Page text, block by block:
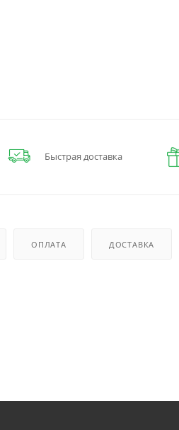
Быстрая доставка
ОПЛАТА ДОСТАВКА